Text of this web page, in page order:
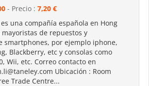
- Precio : 7,20 €
una compañía española en Hong
mayoristas de repuestos y
smartphones, por ejemplo iphone,
Blackberry, etc y consolas como
Wii, etc. Correo contacto en
Ubicación : Room
Trade Centre...